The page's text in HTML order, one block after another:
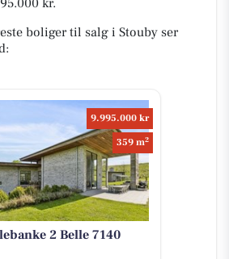
boliger til salg i Stouby ser
9.995.000 kr
359 m2
2 Belle 7140